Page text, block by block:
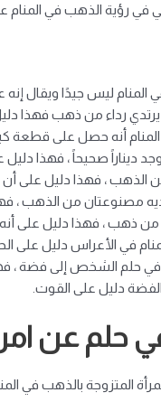
في رؤية الذهب في المنام
ليس جيدًا ويقال إنه
يرتدي رداء من ذهب فهذا
أنه حصل على قطعة
ديناراً صحيحاً ، فهذا
من الذهب ، فهذا دليل على
مصنوعتان من الذهب ،
من ذهب ، فهذا دليل على
في الأعراس دليل على
حلم الشخص إلى فضة ،
دليل على القوت.
حلم عن
المتزوجة بالذهب في